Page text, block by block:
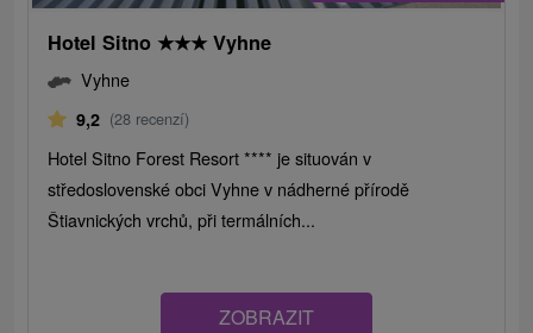
Hotel Sitno ★★★ Vyhne
Vyhne
9,2 (28 recenzí)
Hotel Sitno Forest Resort **** je situován v
středoslovenské obci Vyhne v nádherné přírodě
Štiavnických vrchů, při termálních...
ZOBRAZIT